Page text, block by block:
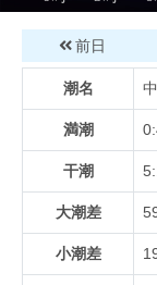
前日
潮名
満潮
干潮
大潮差
小潮差